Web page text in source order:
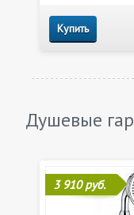
Купить
Душевые
3 910 руб.